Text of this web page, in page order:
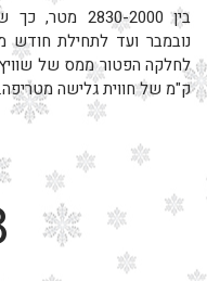
בין 2830-
ק"מ של חווית גלישה מטריפה.